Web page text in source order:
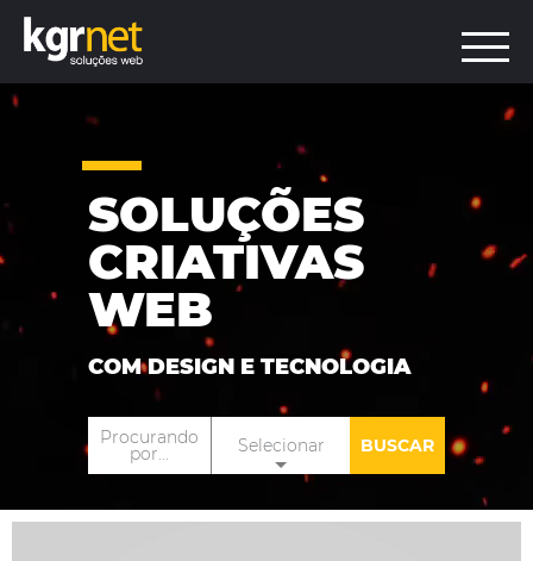
SOLUÇÕES
CRIATIVAS
WEB
COM DESIGN E TECNOLOGIA
Procurando
por... BUSCAR